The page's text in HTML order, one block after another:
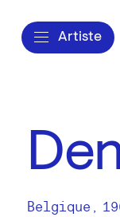
Artiste
Belgique ,